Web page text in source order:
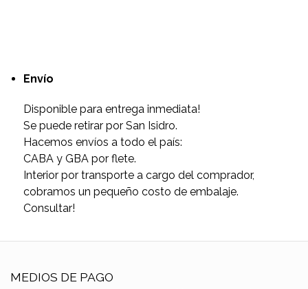
Envío
Disponible para entrega inmediata!
Se puede retirar por San Isidro.
Hacemos envíos a todo el país:
CABA y GBA por flete.
Interior por transporte a cargo del comprador,
cobramos un pequeño costo de embalaje.
Consultar!
MEDIOS DE PAGO